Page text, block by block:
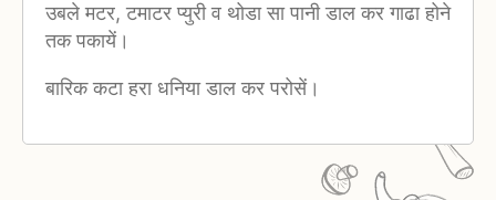
उबले मटर, टमाटर प्युरी व थोडा सा पानी डाल कर गाढा होने
तक पकायें।
बारिक कटा हरा धनिया डाल कर परोसें।